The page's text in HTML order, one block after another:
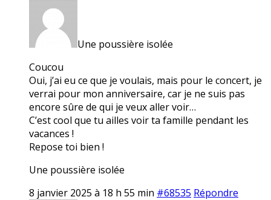
Une poussière isolée
Coucou
Oui, j’ai eu ce que je voulais, mais pour le concert, je
verrai pour mon anniversaire, car je ne suis pas
encore sûre de qui je veux aller voir…
C’est cool que tu ailles voir ta famille pendant les
vacances !
Repose toi bien !
Une poussière isolée
8 janvier 2025 à 18 h 55 min #68535 Répondre